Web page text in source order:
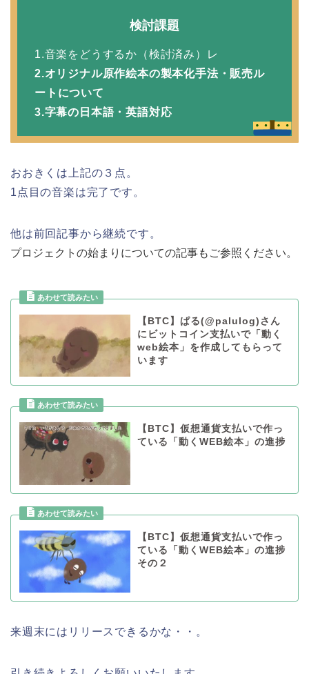
検討課題
1.音楽をどうするか（検討済み）レ
2.オリジナル原作絵本の製本化手法・販売ル
ートについて
3.字幕の日本語・英語対応
おおきくは上記の３点。
1点目の音楽は完了です。
他は前回記事から継続です。
プロジェクトの始まりについての記事もご参照ください。
【BTC】ぱる(@palulog)さん
にビットコイン支払いで「動く
web絵本」を作成してもらって
います
【BTC】仮想通貨支払いで作っ
ている「動くWEB絵本」の進捗
【BTC】仮想通貨支払いで作っ
ている「動くWEB絵本」の進捗
その２
来週末にはリリースできるかな・・。